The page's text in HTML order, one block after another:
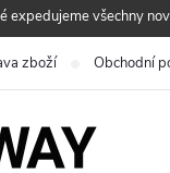
expedujeme všechny
zboží Obchodní